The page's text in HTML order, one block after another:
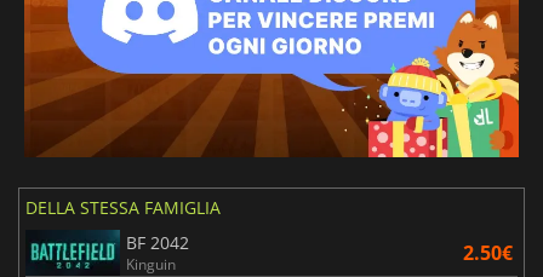
DELLA STESSA FAMIGLIA
BF 2042
Kinguin 2.50€